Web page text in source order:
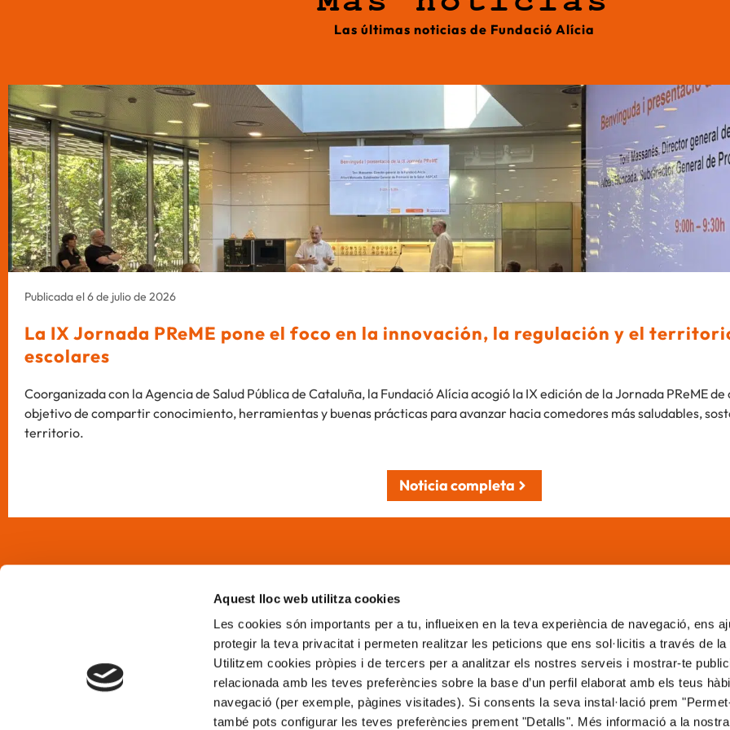
Aquest lloc web utilitza cookies
Les cookies són importants per a tu, influeixen en la teva experiència de navegació, ens
protegir la teva privacitat i permeten realitzar les peticions que ens sol·licitis a través de la
Utilitzem cookies pròpies i de tercers per a analitzar els nostres serveis i mostrar-te
relacionada amb les teves preferències sobre la base d’un perfil elaborat amb els teus
navegació (per exemple, pàgines visitades). Si consents la seva instal·lació prem
també pots configurar les teves preferències prement "Detalls". Més informació a la nostra
Las últimas noticias de Fundació Alícia
Publicada el 6 de julio de 2026
La IX Jornada PReME pone el foco en la innovación, la regulación y el
escolares
Coorganizada con la Agencia de Salud Pública de Cataluña, la Fundació Alícia acogió la IX edición de la Jornada PReME
objetivo de compartir conocimiento, herramientas y buenas prácticas para avanzar hacia comedores más saludables,
territorio.
Noticia completa
¿Qué hacemos?
Alícia Salud
Alícia Territorio
Quienes somos
Publicaciones
Noticias
Contacto